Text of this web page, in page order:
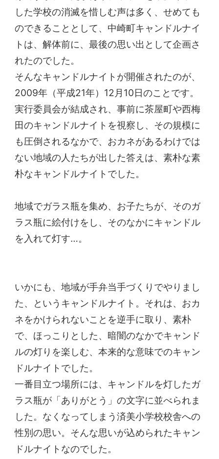
した学校の消滅を惜しむ声は多く、せめても
のできることとして、中崎町キャンドルナイ
トは、解体前に、最後の思い出として企画さ
れたのでした。
そんなキャンドルナイトが開催されたのが、
2009年（平成21年）12月10日のことです。
実行委員会が結成され、事前に茶屋町や西梅
田のキャンドルナイトを視察し、その規模に
も圧倒されるなかで、おカネがあるわけでは
ない地域の人たちが出した答えは、素朴な素
朴なキャンドルナイトでした。
地域でガラス瓶を集め、お子たちが、そのガ
ラス瓶に絵付けをし、そのなかにキャンドル
を入れて灯す…。
いかにも、地域が手弁当手づくりでやりまし
た、というキャンドルナイト。それは、おカ
ネをかけられないことを逆手に取り、素朴
で、ほっこりとした、暗闇のなかでキャンド
ルの灯りを楽しむ、本来的な意味でのキャン
ドルナイトでした。
一番目立つ場所には、キャンドルを灯したガ
ラス瓶が「ありがとう」の文字に並べられま
した。なくなってしまう済美小学校校舎への
性別の思い。そんな思いが込められたキャン
ドルナイトなのでした。